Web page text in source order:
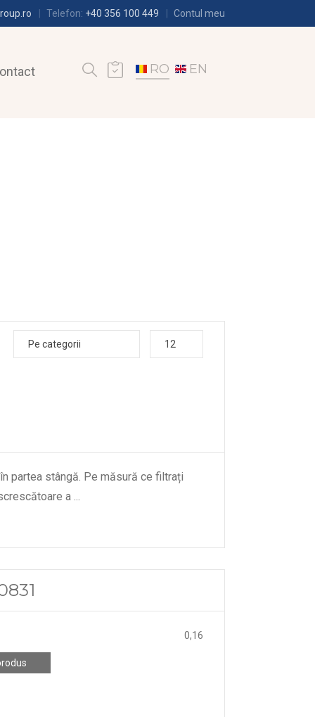
Telefon: +40 356 100 449 Contul meu
RO EN
Pe categorii 12
partea stângă. Pe măsură ce filtrați
a...
0,16